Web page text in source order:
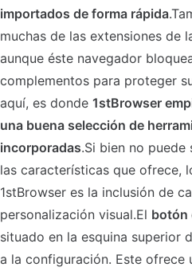
importados de forma rápida
muchas de las extensiones de
aunque éste navegador
complementos para proteger
aquí, es donde 1stBrowser
una buena selección de
incorporadas.Si bien no
las características que ofrece,
1stBrowser es la inclusión de
personalización visual.El botón
situado en la esquina superior
a la configuración. Este ofrece